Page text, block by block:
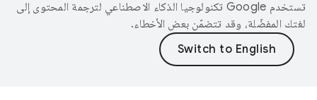
تستخدم Google تكنولوجيا الذكاء الاصطناعي لترجمة المحتوى إلى
لغتك المفضّلة، وقد تتضمّن بعض الأخطاء.